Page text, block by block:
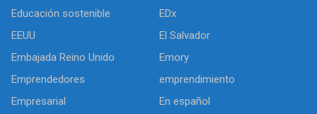
Educación sostenible
EDx
EEUU
El Salvador
Embajada Reino Unido
Emory
Emprendedores
emprendimiento
Empresarial
En español